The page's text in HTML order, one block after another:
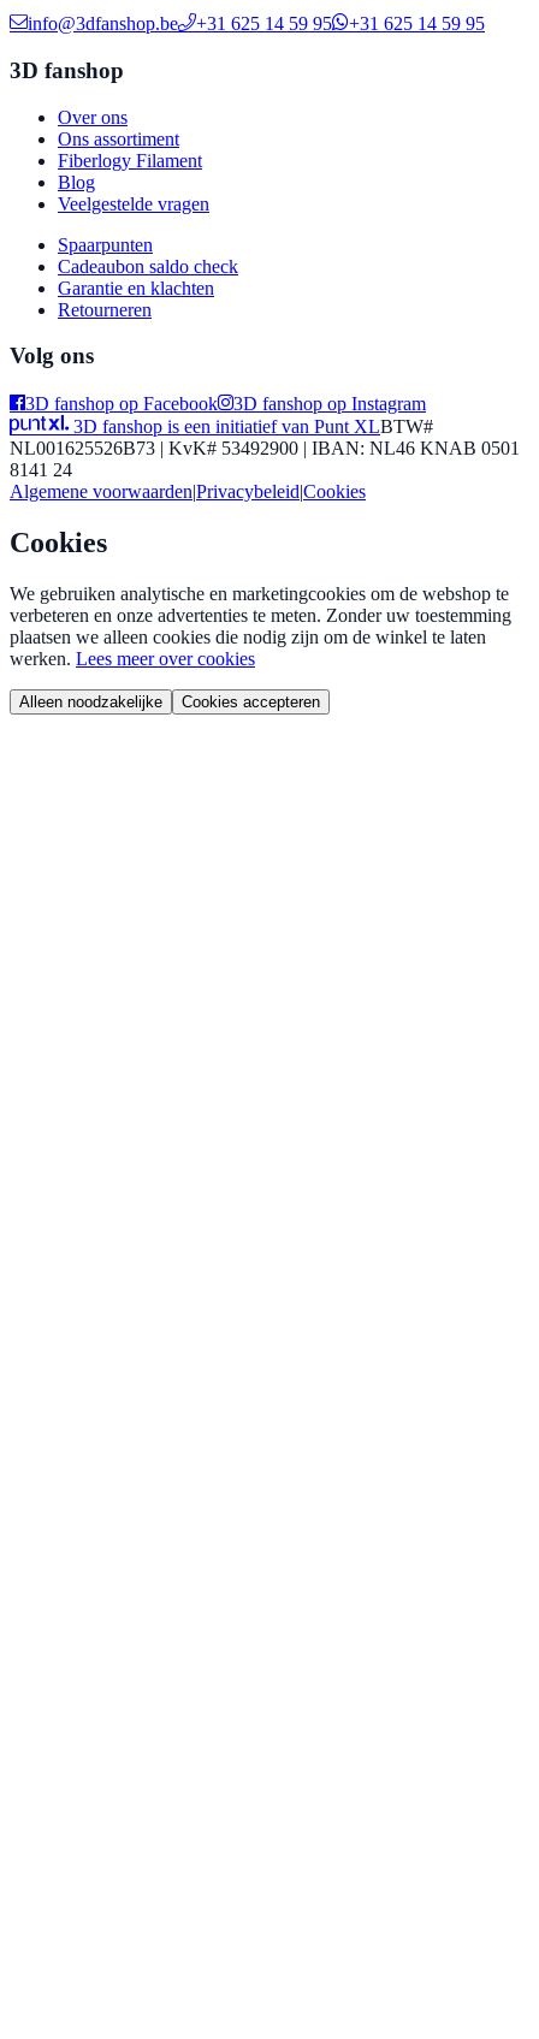
info@3dfanshop.be +31 625 14 59 95 +31 625 14 59 95
3D fanshop
Over ons
Ons assortiment
Fiberlogy Filament
Blog
Veelgestelde vragen
Spaarpunten
Cadeaubon saldo check
Garantie en klachten
Retourneren
Volg ons
3D fanshop op Facebook
3D fanshop op Instagram
3D fanshop is een initiatief van Punt XLBTW#
NL001625526B73 | KvK# 53492900 | IBAN: NL46 KNAB 0501
8141 24
Algemene voorwaarden|Privacybeleid|Cookies
Cookies
We gebruiken analytische en marketingcookies om de webshop te
verbeteren en onze advertenties te meten. Zonder uw toestemming
plaatsen we alleen cookies die nodig zijn om de winkel te laten
werken. Lees meer over cookies
Alleen noodzakelijke Cookies accepteren